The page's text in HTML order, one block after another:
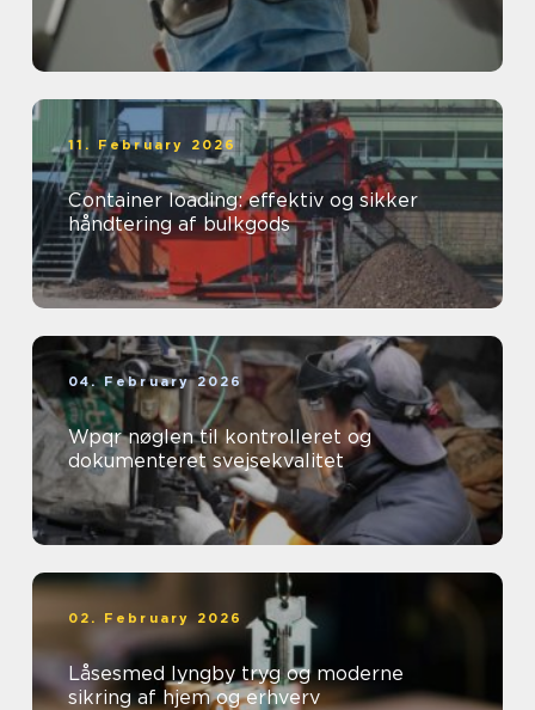
11. February 2026
Container loading: effektiv og sikker
håndtering af bulkgods
04. February 2026
Wpqr nøglen til kontrolleret og
dokumenteret svejsekvalitet
02. February 2026
Låsesmed lyngby tryg og moderne
sikring af hjem og erhverv